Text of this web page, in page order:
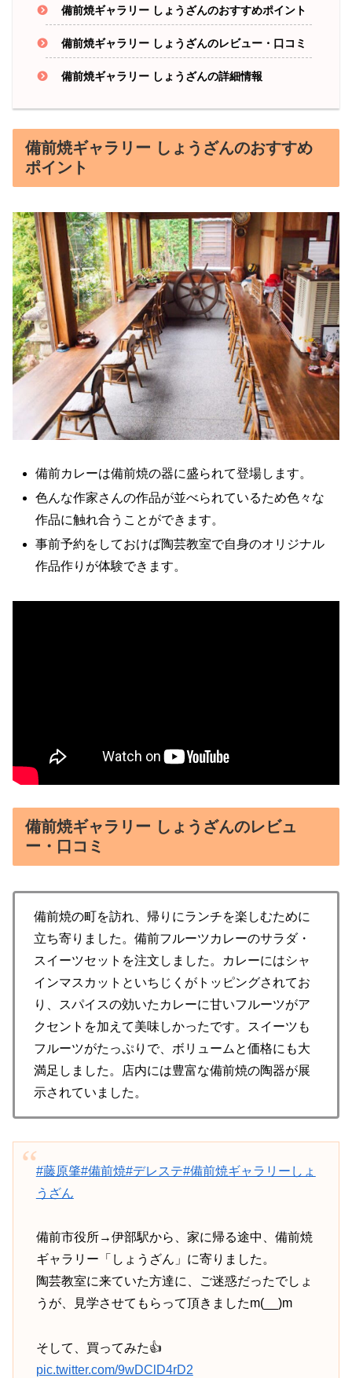
備前焼ギャラリー しょうざんのおすすめポイント
備前焼ギャラリー しょうざんのレビュー・口コミ
備前焼ギャラリー しょうざんの詳細情報
備前焼ギャラリー しょうざんのおすすめ
ポイント
備前カレーは備前焼の器に盛られて登場します。
色んな作家さんの作品が並べられているため色々な
作品に触れ合うことができます。
事前予約をしておけば陶芸教室で自身のオリジナル
作品作りが体験できます。
備前焼ギャラリー しょうざんのレビュ
ー・口コミ
備前焼の町を訪れ、帰りにランチを楽しむために
立ち寄りました。備前フルーツカレーのサラダ・
スイーツセットを注文しました。カレーにはシャ
インマスカットといちじくがトッピングされてお
り、スパイスの効いたカレーに甘いフルーツがア
クセントを加えて美味しかったです。スイーツも
フルーツがたっぷりで、ボリュームと価格にも大
満足しました。店内には豊富な備前焼の陶器が展
示されていました。
#藤原肇#備前焼#デレステ#備前焼ギャラリーしょ
うざん
備前市役所→伊部駅から、家に帰る途中、備前焼
ギャラリー「しょうざん」に寄りました。
陶芸教室に来ていた方達に、ご迷惑だったでしょ
うが、見学させてもらって頂きましたm(__)m
そして、買ってみた👍
pic.twitter.com/9wDClD4rD2